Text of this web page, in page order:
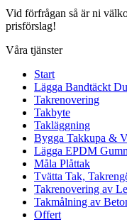
Vid förfrågan så är ni
prisförslag!
Våra tjänster
Start
Lägga Bandtäckt
Takrenovering
Takbyte
Takläggning
Bygga Takkupa &
Lägga EPDM
Måla Plåttak
Tvätta Tak,
Takrenovering av
Takmålning av
Offert